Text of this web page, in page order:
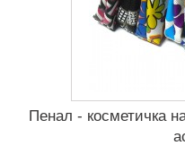
Пенал - косметичка